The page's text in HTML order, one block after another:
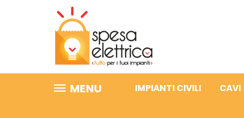
MENU IMPIANTI CIVILI CAVI